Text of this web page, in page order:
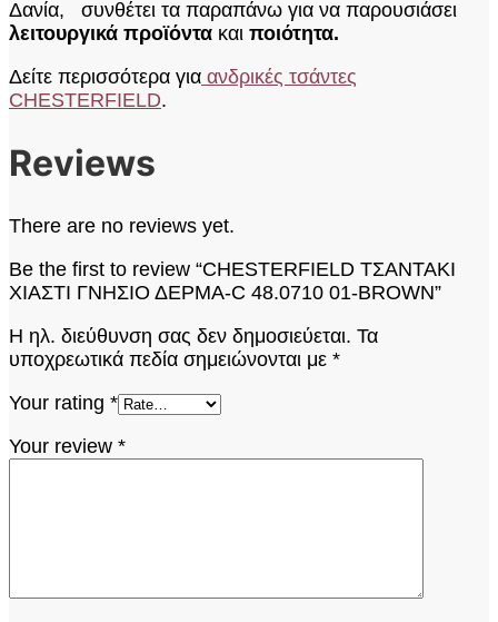
Δανία, συνθέτει τα παραπάνω για να παρουσιάσει
λειτουργικά προϊόντα και ποιότητα.
Δείτε περισσότερα για ανδρικές τσάντες
CHESTERFIELD.
Reviews
There are no reviews yet.
Be the first to review “CHESTERFIELD ΤΣΑΝΤΑΚΙ
ΧΙΑΣΤΙ ΓΝΗΣΙΟ ΔΕΡΜΑ-C 48.0710 01-BROWN”
Η ηλ. διεύθυνση σας δεν δημοσιεύεται. Τα
υποχρεωτικά πεδία σημειώνονται με *
Your rating *
Your review *